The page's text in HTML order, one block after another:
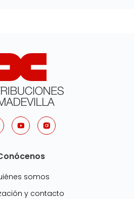
somos
y contacto